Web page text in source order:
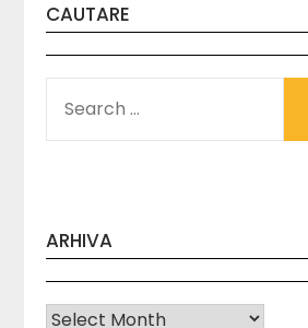
CAUTARE
FOR:
ARHIVA
Arhiva